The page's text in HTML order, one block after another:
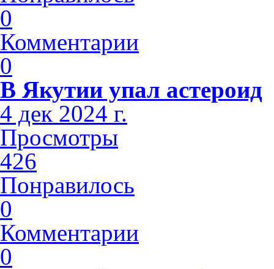
0
Комментарии
0
В Якутии упал астероид
4 дек 2024 г.
Просмотры
426
Понравилось
0
Комментарии
0